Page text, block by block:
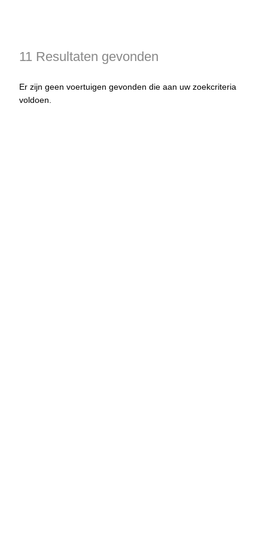
11 Resultaten gevonden
Er zijn geen voertuigen gevonden die aan uw zoekcriteria
voldoen.